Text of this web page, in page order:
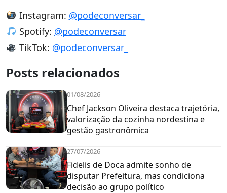
Instagram: @podeconversar_
Spotify: @podeconversar
TikTok: @podeconversar_
Posts relacionados
01/08/2026
Chef Jackson Oliveira destaca trajetória,
valorização da cozinha nordestina e
gestão gastronômica
27/07/2026
Fidelis de Doca admite sonho de
disputar Prefeitura, mas condiciona
decisão ao grupo político